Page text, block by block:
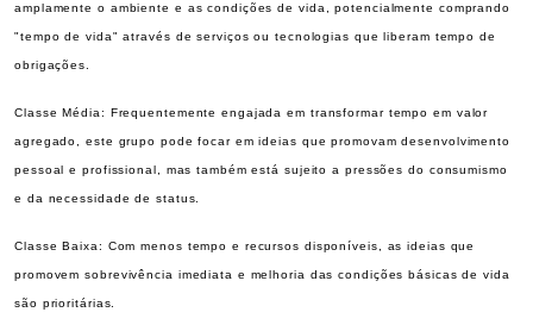
amplamente o ambiente e as condições de vida, potencialmente comprando
"tempo de vida" através de serviços ou tecnologias que liberam tempo de
obrigações.
Classe Média: Frequentemente engajada em transformar tempo em valor
agregado, este grupo pode focar em ideias que promovam desenvolvimento
pessoal e profissional, mas também está sujeito a pressões do consumismo
e da necessidade de status.
Classe Baixa: Com menos tempo e recursos disponíveis, as ideias que
promovem sobrevivência imediata e melhoria das condições básicas de vida
são prioritárias.